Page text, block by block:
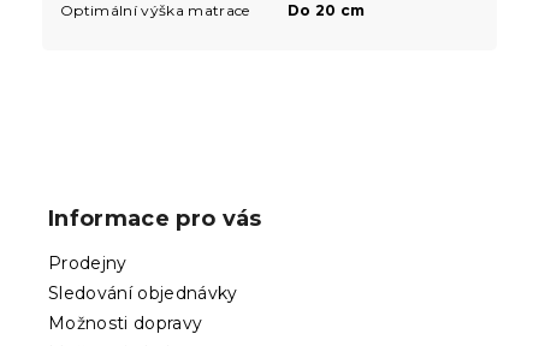
Optimální výška matrace
Do 20 cm
Informace pro vás
Prodejny
Sledování objednávky
Možnosti dopravy